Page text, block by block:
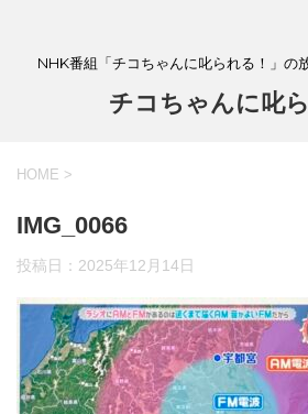
NHK番組「チコちゃんに叱られる！」の
チコちゃんに叱
HOME >
IMG_0066
投稿日： 2025年12月14日